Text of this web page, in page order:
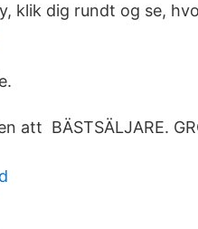
klik dig rundt og se,
att BÄSTSÄLJARE.